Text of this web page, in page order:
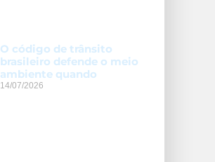
O código de trânsito
brasileiro defende o meio
ambiente quando
14/07/2026